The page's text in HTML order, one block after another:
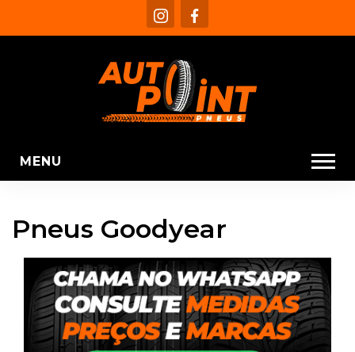
MENU
Pneus Goodyear